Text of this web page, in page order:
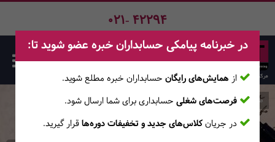
021- 42294
صفحه اصلی دوره‌ها
در خبرنامه پیامکی حسابداران خبره عضو شوید تا:
از همایش‌های رایگان حسابداران خبره مطلع ‎شوید.
فرصت‌های شغلی حسابداری برای شما ارسال شود.
در جریانکلاس‌های جدید و تخفیفات دوره‌هاقرار گیرید.